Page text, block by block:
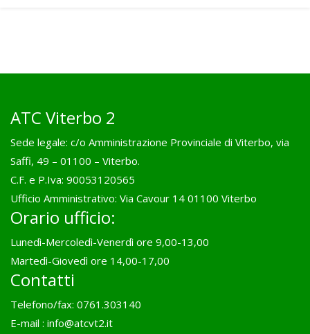
ATC Viterbo 2
Sede legale: c/o Amministrazione Provinciale di Viterbo, via
Saffi, 49 – 01100 – Viterbo.
C.F. e P.Iva: 90053120565
Ufficio Amministrativo: Via Cavour 14 01100 Viterbo
Orario ufficio:
Lunedì-Mercoledì-Venerdì ore 9,00-13,00
Martedì-Giovedì ore 14,00-17,00
Contatti
Telefono/fax: 0761.303140
E-mail : info@atcvt2.it